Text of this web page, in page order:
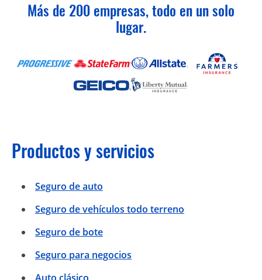
Más de 200 empresas, todo en un solo
lugar.
Productos y servicios
Seguro de auto
Seguro de vehículos todo terreno
Seguro de bote
Seguro para negocios